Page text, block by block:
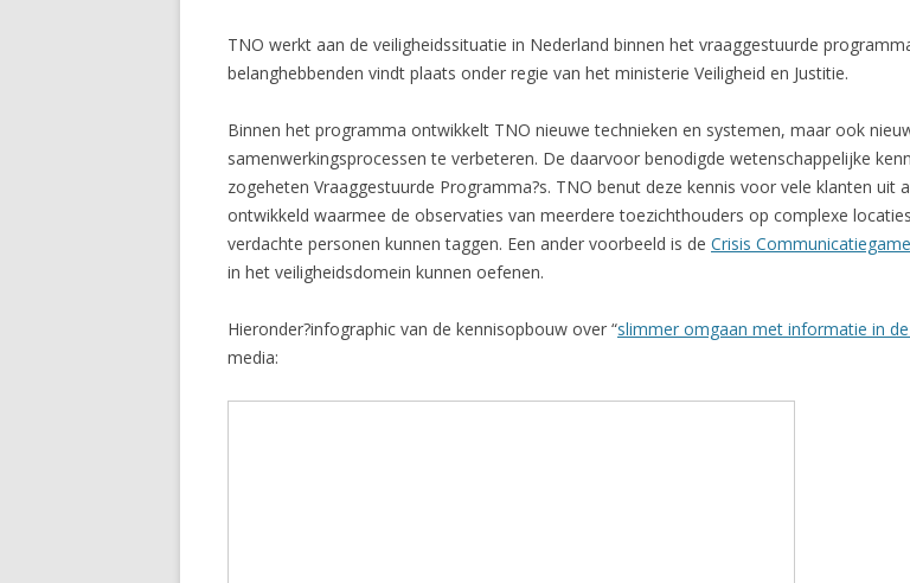
TNO werkt aan de veiligheidssituatie in Nederland binnen het vraaggestuurde
belanghebbenden vindt plaats onder regie van het ministerie Veiligheid en Justitie.
Binnen het programma ontwikkelt TNO nieuwe technieken en systemen, maar ook
samenwerkingsprocessen te verbeteren. De daarvoor benodigde wetenschappelijke
zogeheten Vraaggestuurde Programma?s. TNO benut deze kennis voor vele klanten
ontwikkeld waarmee de observaties van meerdere toezichthouders op complexe
verdachte personen kunnen taggen. Een ander voorbeeld is de Crisis Communicatiegame
in het veiligheidsdomein kunnen oefenen.
Hieronder?infographic van de kennisopbouw over “slimmer omgaan met informatie in
media: